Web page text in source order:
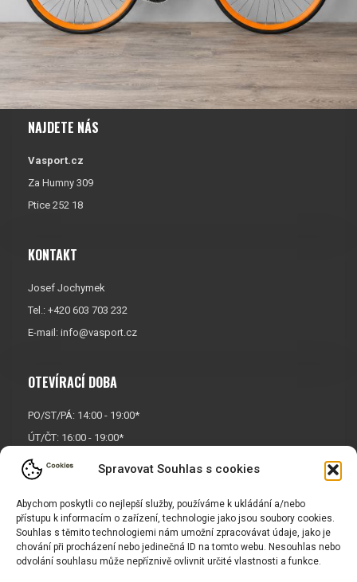
Spravovat Souhlas s cookies
Abychom poskytli co nejlepší služby, používáme k ukládání a/nebo
přístupu k informacím o zařízení, technologie jako jsou soubory cookies.
Souhlas s těmito technologiemi nám umožní zpracovávat údaje, jako je
chování při procházení nebo jedinečná ID na tomto webu. Nesouhlas nebo
odvolání souhlasu může nepříznivě ovlivnit určité vlastnosti a funkce.
NAJDETE NÁS
Vasport.cz
Za Humny 309
Ptice 252 18
KONTAKT
Josef Jochymek
Tel.: +420 603 703 232
E-mail: info@vasport.cz
OTEVÍRACÍ DOBA
PO/ST/PÁ: 14:00 - 19:00*
ÚT/ČT: 16:00 - 19:00*
Sobota: 9:00 - 17:00*
Neděle:
* Říjen, listopad a prosinec
OTEVŘENO POUZE
PO/ST/PÁ